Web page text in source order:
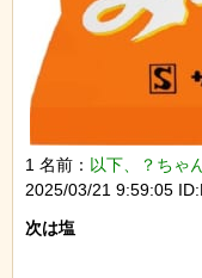
1 名前： 以下、？ちゃ
2025/03/21 9:59:05
次は塩